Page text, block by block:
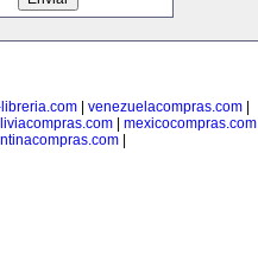
| venezuelacompras.com|
| mexicocompras.com|
|